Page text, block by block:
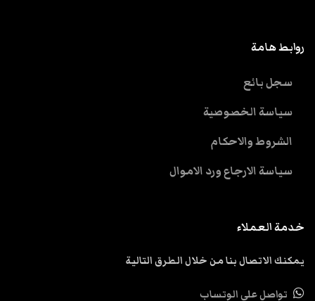
روابط هامة
سجل بائع
سياسة الخصوصية
الشروط والاحكام
سياسة الارجاع ورد الاموال
خدمة العملاء
يمكنك الاتصال بنا من خلال الطرق التالية
تواصل علي الوتساب